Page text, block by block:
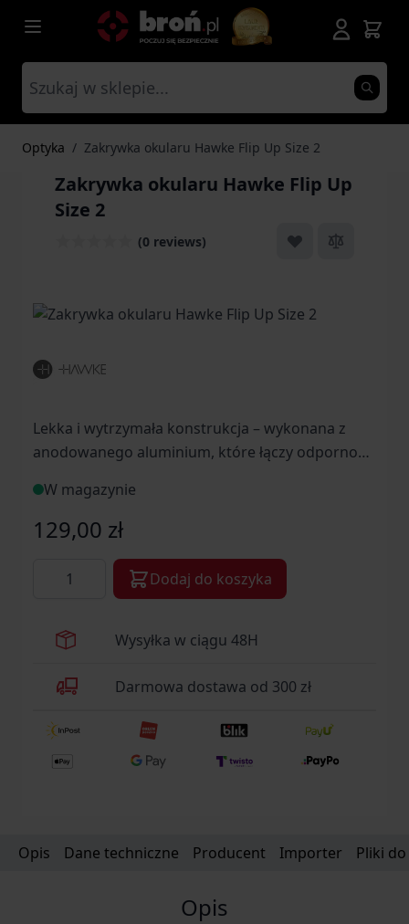
Przejdź do treści
Optyka / Zakrywka okularu Hawke Flip Up Size 2
Zakrywka okularu Hawke Flip Up
Size 2
(0 reviews)
Lekka i wytrzymała konstrukcja – wykonana z
anodowanego aluminium, które łączy odporność
W magazynie
129,00 zł
Dodaj do koszyka
Wysyłka w ciągu 48H
Darmowa dostawa od 300 zł
Opis Dane techniczne Producent Importer Pliki
Opis